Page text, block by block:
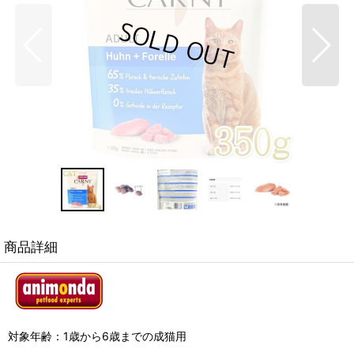
商品詳細
対象年齢：1歳から6歳までの成猫用